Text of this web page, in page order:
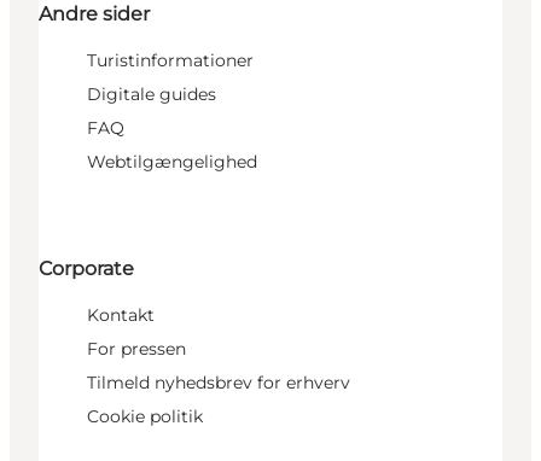
Andre sider
Turistinformationer
Digitale guides
FAQ
Webtilgængelighed
Corporate
Kontakt
For pressen
Tilmeld nyhedsbrev for erhverv
Cookie politik